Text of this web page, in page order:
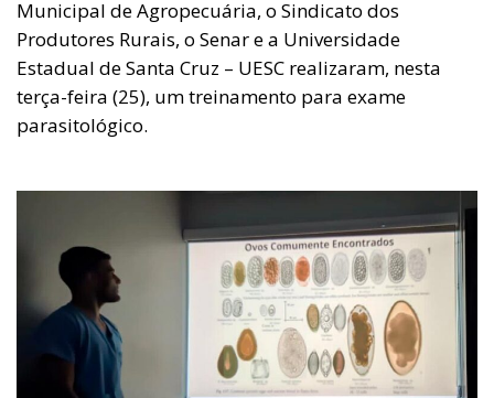
Municipal de Agropecuária, o Sindicato dos
Produtores Rurais, o Senar e a Universidade
Estadual de Santa Cruz – UESC realizaram, nesta
terça-feira (25), um treinamento para exame
parasitológico.